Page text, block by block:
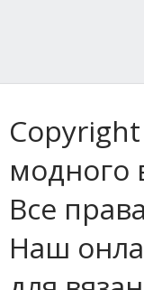
модного
Все
Наш